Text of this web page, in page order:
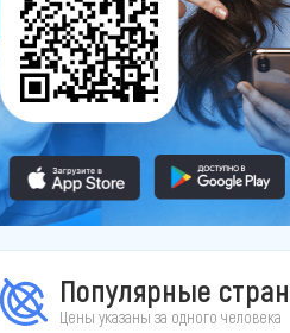
Популярные
Цены указаны за одного человека